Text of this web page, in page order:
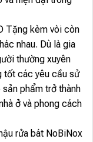
Tặng kèm vòi còn
nhau. Dù là gia
thường xuyên
tốt các yêu cầu sử
phẩm trở thành
ở và phong cách
rửa bát NoBiNox